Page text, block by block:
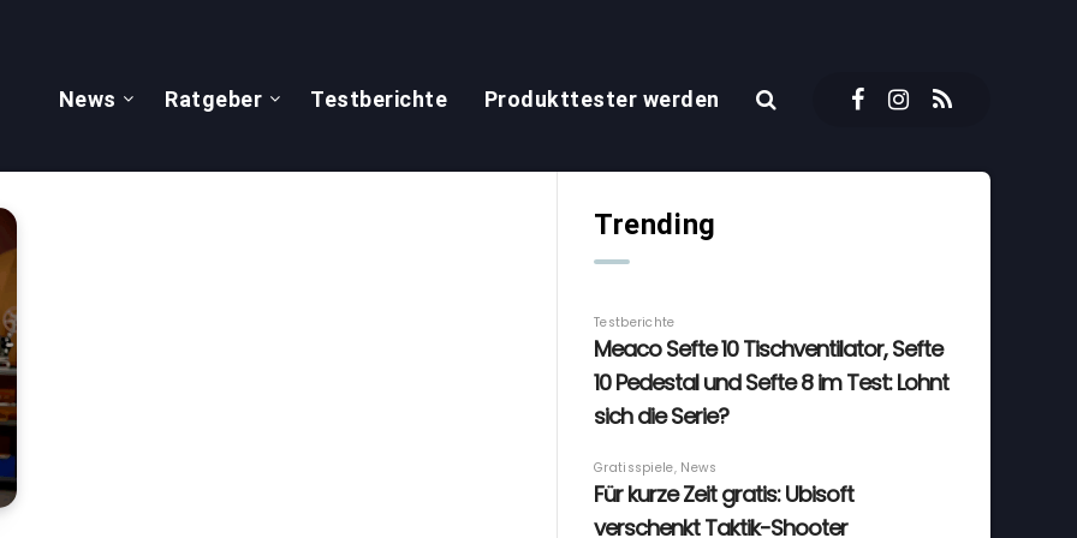
News Ratgeber Testberichte Produkttester werden
Trending